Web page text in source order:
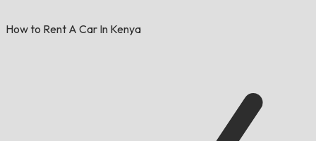
How to Rent A Car In Kenya